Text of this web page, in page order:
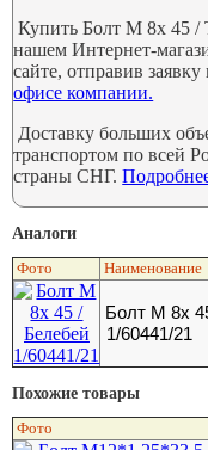
Купить Болт М 8х 45 /
нашем Интернет-
сайте, отправив
офисе компании.
Доставку больших
транспортом по всей
страны СНГ.
Аналоги
Фото Наименование
Болт М 8х
1/60441/21
Похожие товары
Фото